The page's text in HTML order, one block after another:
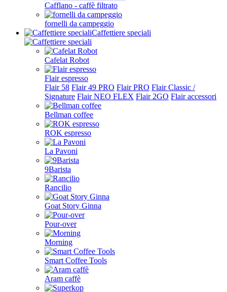
Cafflano - caffè filtrato
fornelli da campeggio
Caffettiere speciali
Cafelat Robot
Flair espresso
Flair 58 Flair 49 PRO Flair PRO Flair Classic /
Signature Flair NEO FLEX Flair 2GO Flair accessori
Bellman coffee
ROK espresso
La Pavoni
9Barista
Rancilio
Goat Story Ginna
Pour-over
Morning
Smart Coffee Tools
Aram caffè